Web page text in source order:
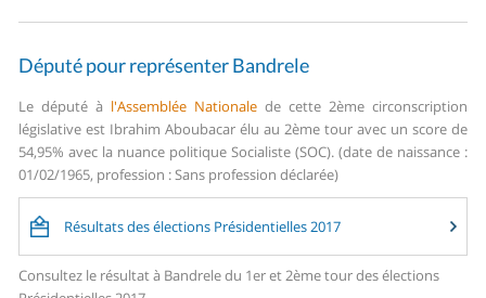
Député pour représenter Bandrele
Le député à l'Assemblée Nationale de cette 2ème circonscription
législative est Ibrahim Aboubacar élu au 2ème tour avec un score de
54,95% avec la nuance politique Socialiste (SOC). (date de naissance :
01/02/1965, profession : Sans profession déclarée)
Résultats des élections Présidentielles 2017
Consultez le résultat à Bandrele du 1er et 2ème tour des élections